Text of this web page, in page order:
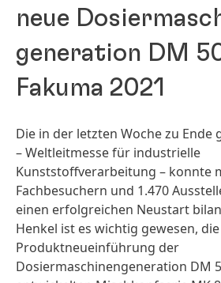
neue
generation DM
Fakuma 2021
Die in der letzten Woche zu Ende
– Weltleitmesse für industrielle
Kunststoffverarbeitung – konnte
Fachbesuchern und 1.470
einen erfolgreichen Neustart
Henkel ist es wichtig gewesen, die
Produktneueinführung der
Dosiermaschinengeneration DM